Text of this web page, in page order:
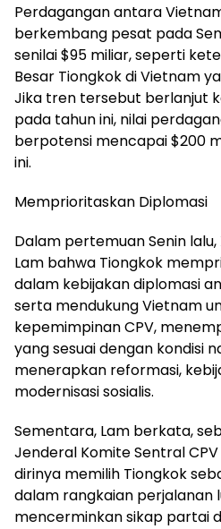
Perdagangan antara
berkembang pesat pada
senilai $95 miliar, seperti
Besar Tiongkok di Vietnam
Jika tren tersebut berlanjut
pada tahun ini, nilai
berpotensi mencapai $200
ini.
Memprioritaskan Diplomasi
Dalam pertemuan Senin
Lam bahwa Tiongkok
dalam kebijakan diplomasi
serta mendukung Vietnam
kepemimpinan CPV,
yang sesuai dengan kondisi
menerapkan reformasi,
modernisasi sosialis.
Sementara, Lam berkata,
Jenderal Komite Sentral
dirinya memilih Tiongkok
dalam rangkaian perjalanan
mencerminkan sikap partai